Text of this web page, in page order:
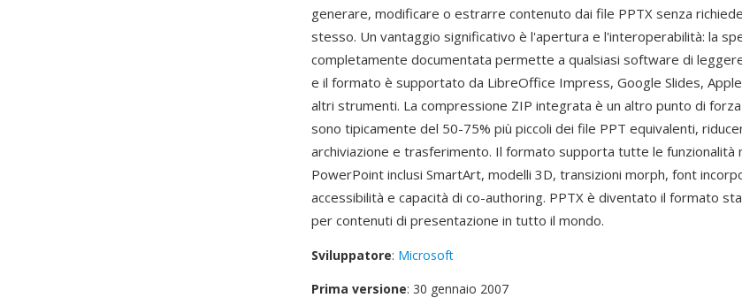
generare, modificare o estrarre contenuto dai file PPTX senza
stesso. Un vantaggio significativo è l'apertura e l'interoperabilità: la
completamente documentata permette a qualsiasi software di
e il formato è supportato da LibreOffice Impress, Google Slides,
altri strumenti. La compressione ZIP integrata è un altro punto di
sono tipicamente del 50-75% più piccoli dei file PPT equivalenti,
archiviazione e trasferimento. Il formato supporta tutte le funzionalità
PowerPoint inclusi SmartArt, modelli 3D, transizioni morph, font
accessibilità e capacità di co-authoring. PPTX è diventato il formato
per contenuti di presentazione in tutto il mondo.
Sviluppatore: Microsoft
Prima versione: 30 gennaio 2007